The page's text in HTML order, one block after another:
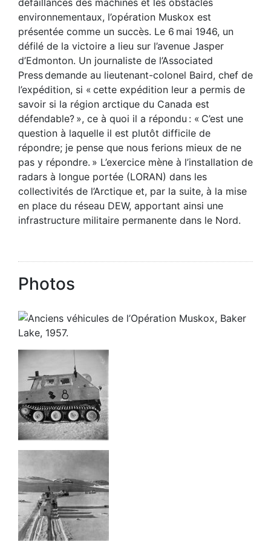
environnementaux, l’opération Muskox est
présentée comme un succès. Le 6 mai 1946, un
défilé de la victoire a lieu sur l’avenue Jasper
d’Edmonton. Un journaliste de l’Associated
Press demande au lieutenant-colonel Baird, chef de
l’expédition, si « cette expédition leur a permis de
savoir si la région arctique du Canada est
défendable? », ce à quoi il a répondu : « C’est une
question à laquelle il est plutôt difficile de
répondre; je pense que nous ferions mieux de ne
pas y répondre. » L’exercice mène à l’installation de
radars à longue portée (LORAN) dans les
collectivités de l’Arctique et, par la suite, à la mise
en place du réseau DEW, apportant ainsi une
infrastructure militaire permanente dans le Nord.
Photos